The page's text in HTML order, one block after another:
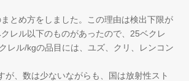
とめ方をしました。この理由は検出下限が
レル以下のものがあったので、25ベクレ
レル/kgの品目には、ユズ、クリ、レンコン
、数は少ないながらも、国は放射性スト